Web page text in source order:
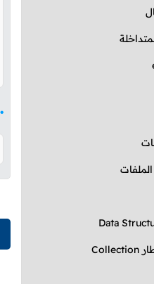
Data
Collection